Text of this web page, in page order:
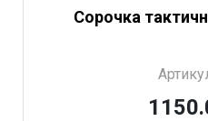
Сорочка